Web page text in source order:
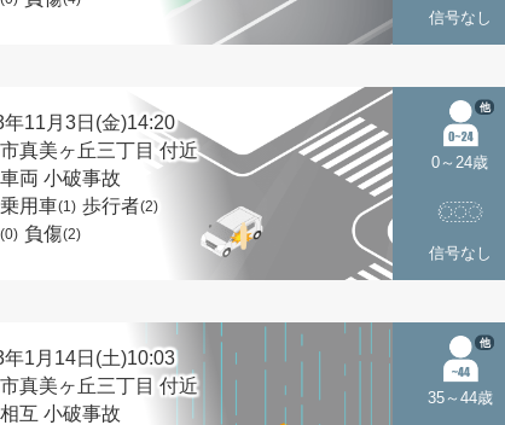
信号なし
年11月3日(金)14:20
真美ヶ丘三丁目 付近
両 小破事故
用車(1) 歩行者(2)
(0) 負傷(2)
0～24歳
他
信号なし
年1月14日(土)10:03
真美ヶ丘三丁目 付近
互 小破事故
35～44歳
他